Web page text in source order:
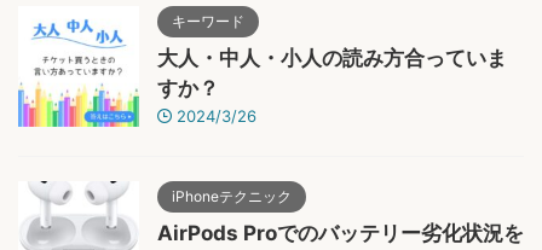
キーワード
大人・中人・小人の読み方合っていま
すか？
2024/3/26
iPhoneテクニック
AirPods Proでのバッテリー劣化状況を